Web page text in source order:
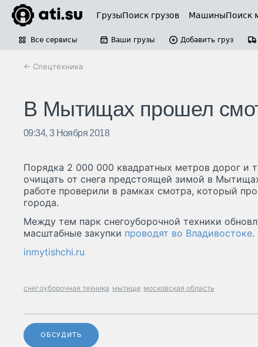
ГрузыПоиск грузов МашиныПоиск
Все сервисы Ваши грузы Добавить груз
← Спецтехника
В Мытищах прошел
09:34, 3 Ноября 2018
Порядка 2 000 000 квадратных метров дорог и
очищать от снега предстоящей зимой в
работе проверили в рамках смотра, который
города.
Между тем парк снегоуборочной техники
масштабные закупки проводят во Владивостоке.
inmytishchi.ru
снегоуборочная техника мытищи московская область
ОБСУДИТЬ